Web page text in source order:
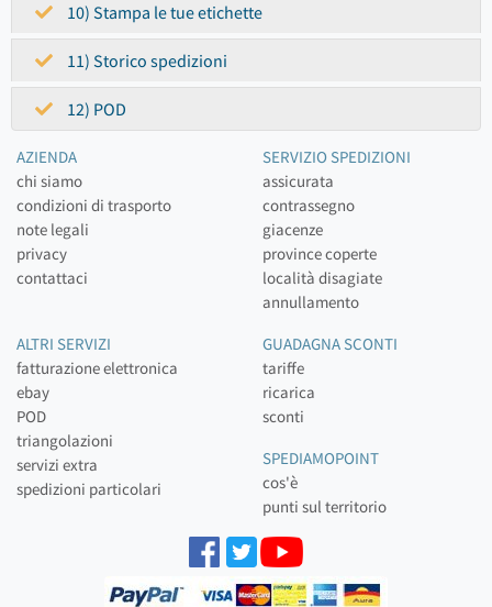
10) Stampa le tue etichette
11) Storico spedizioni
12) POD
AZIENDA
chi siamo
condizioni di trasporto
note legali
privacy
contattaci
SERVIZIO SPEDIZIONI
assicurata
contrassegno
giacenze
province coperte
località disagiate
annullamento
ALTRI SERVIZI
fatturazione elettronica
ebay
POD
triangolazioni
servizi extra
spedizioni particolari
GUADAGNA SCONTI
tariffe
ricarica
sconti
SPEDIAMOPOINT
cos'è
punti sul territorio